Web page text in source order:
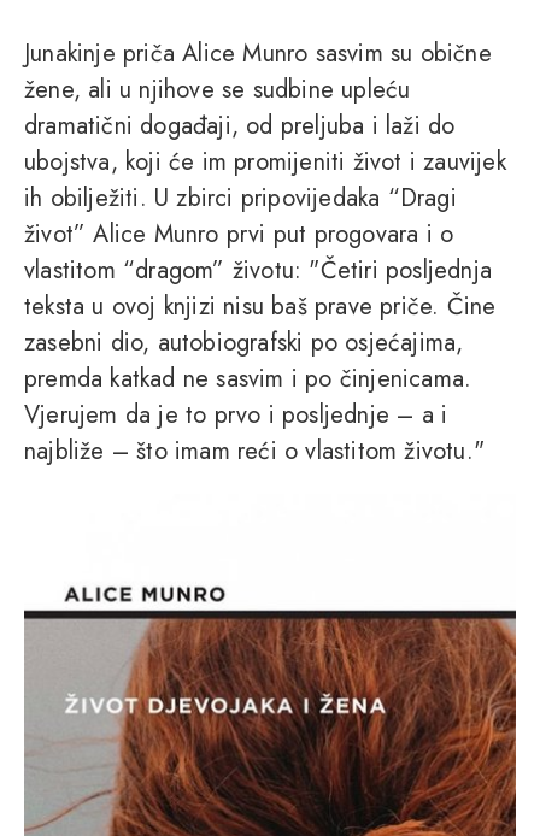
Junakinje priča Alice Munro sasvim su obične
žene, ali u njihove se sudbine upleću
dramatični događaji, od preljuba i laži do
ubojstva, koji će im promijeniti život i zauvijek
ih obilježiti. U zbirci pripovijedaka “Dragi
život” Alice Munro prvi put progovara i o
vlastitom “dragom” životu: "Četiri posljednja
teksta u ovoj knjizi nisu baš prave priče. Čine
zasebni dio, autobiografski po osjećajima,
premda katkad ne sasvim i po činjenicama.
Vjerujem da je to prvo i posljednje – a i
najbliže – što imam reći o vlastitom životu."